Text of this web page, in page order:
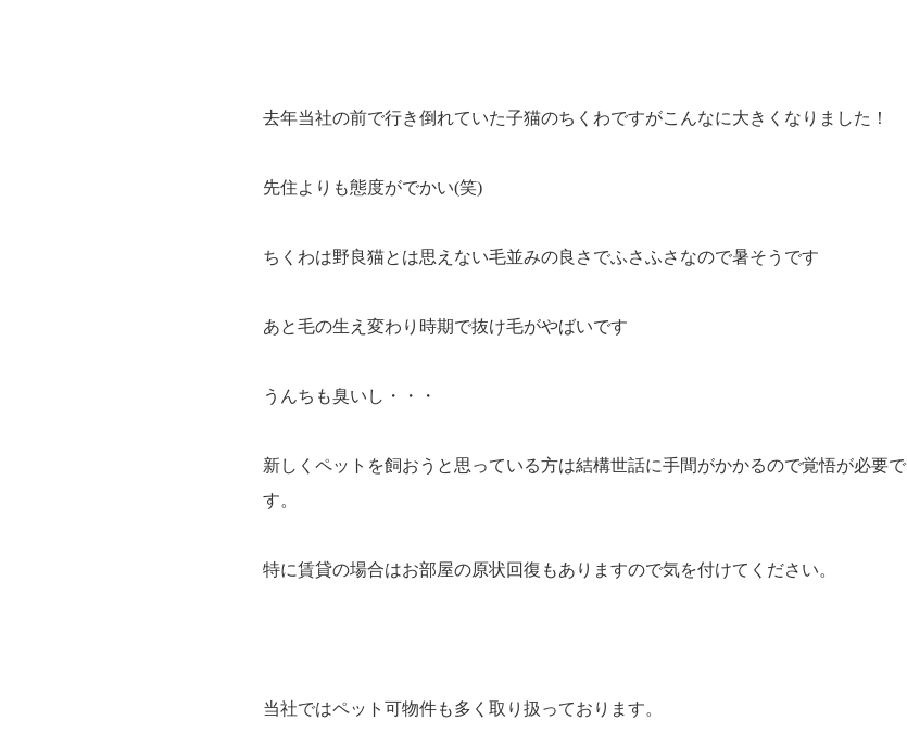
去年当社の前で行き倒れていた子猫のちくわですがこんなに大きくなりました！
先住よりも態度がでかい(笑)
ちくわは野良猫とは思えない毛並みの良さでふさふさなので暑そうです
あと毛の生え変わり時期で抜け毛がやばいです
うんちも臭いし・・・
新しくペットを飼おうと思っている方は結構世話に手間がかかるので覚悟が必要で
す。
特に賃貸の場合はお部屋の原状回復もありますので気を付けてください。
当社ではペット可物件も多く取り扱っております。